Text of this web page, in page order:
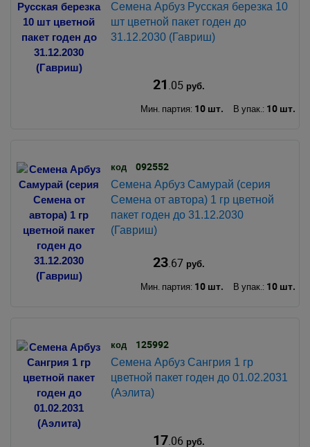
Семена Арбуз Русская березка 10
шт цветной пакет годен до
31.12.2030 (Гавриш)
21.05руб.
Мин. партия: 10 шт. В упак.: 10 шт.
код 092552
Семена Арбуз Самурай (серия
Семена от автора) 1 гр цветной
пакет годен до 31.12.2030
(Гавриш)
23.67 руб.
Мин. партия: 10 шт. В упак.: 10 шт.
код 125992
Семена Арбуз Сангрия 1 гр
цветной пакет годен до 01.02.2031
(Аэлита)
17.06 руб.